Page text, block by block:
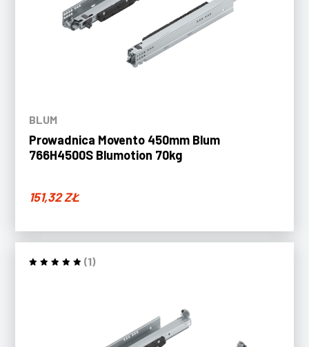
BLUM
Prowadnica Movento 450mm Blum
766H4500S Blumotion 70kg
151,32ZŁ
(1)